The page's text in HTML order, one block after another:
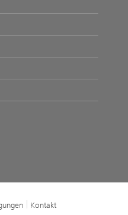
Kontakt